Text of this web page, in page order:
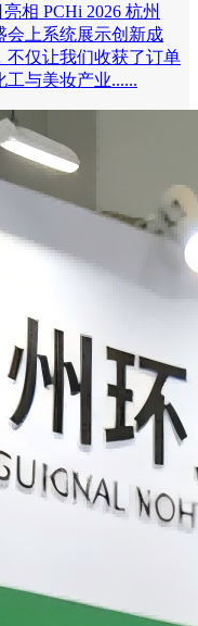
相 PCHi 2026 杭州
会上系统展示创新成
不仅让我们收获了订单
与美妆产业......